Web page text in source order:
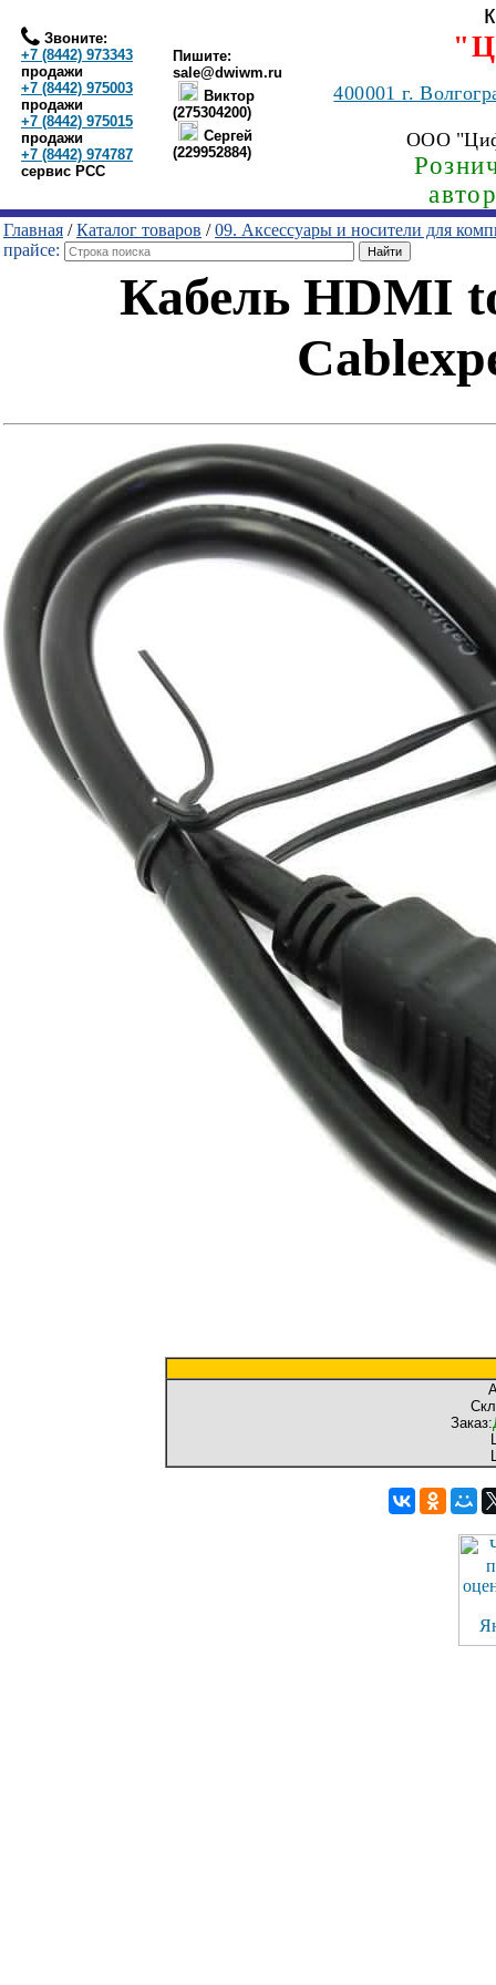
Звоните:
+7 (8442) 973343
продажи
+7 (8442) 975003
продажи
+7 (8442) 975015
продажи
+7 (8442) 974787
сервис РСС
Пишите:
sale@dwiwm.ru
Виктор
(275304200)
Сергей
(229952884)
400001г.
ООО
Главная /Каталог товаров /09. Аксессуары и носители для
прайсе:
Кабель HDMI
Заказ: